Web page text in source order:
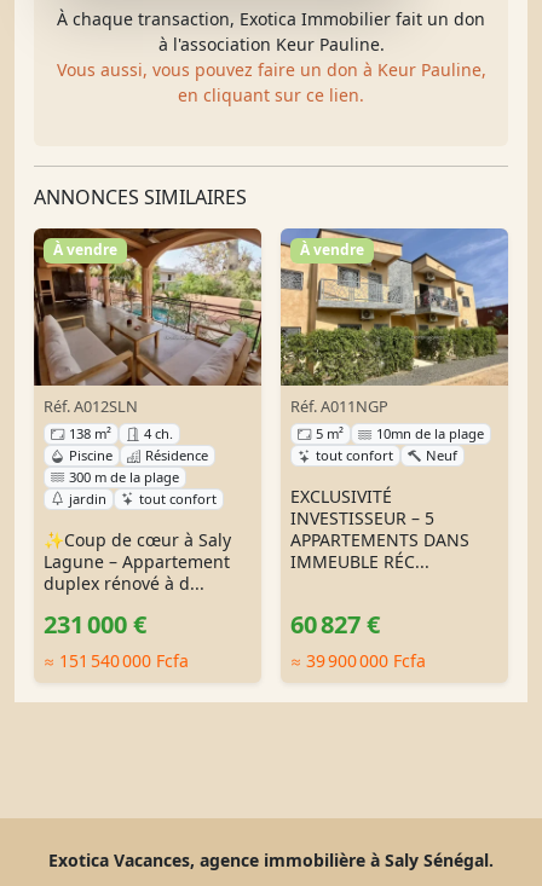
À chaque transaction, Exotica Immobilier fait un don
à l'association Keur Pauline.
Vous aussi, vous pouvez faire un don à Keur Pauline,
en cliquant sur ce lien.
ANNONCES SIMILAIRES
À vendre
Réf. A012SLN
138 m²
4 ch.
Piscine
Résidence
300 m de la plage
jardin
tout confort
✨Coup de cœur à Saly
Lagune – Appartement
duplex rénové à d...
231 000 €
≈ 151 540 000 Fcfa
À vendre
Réf. A011NGP
5 m²
10mn de la plage
tout confort
Neuf
EXCLUSIVITÉ
INVESTISSEUR – 5
APPARTEMENTS DANS
IMMEUBLE RÉC...
60 827 €
≈ 39 900 000 Fcfa
Exotica Vacances, agence immobilière à Saly Sénégal.